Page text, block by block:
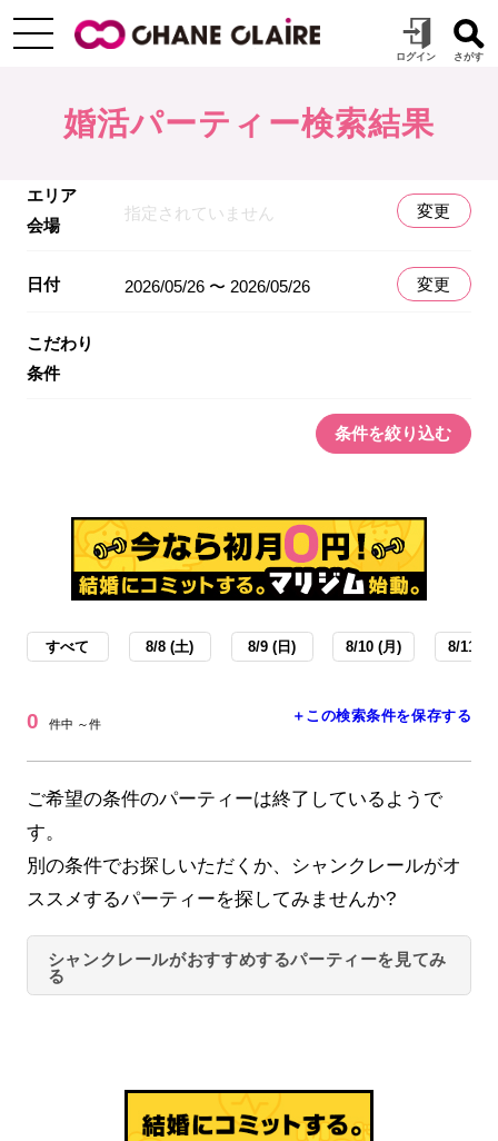
婚活パーティー検索結果
エリア
会場
指定されていません 変更
日付 2026/05/26 〜 2026/05/26 変更
こだわり
条件
条件を絞り込む
すべて 8/8 (土) 8/9 (日) 8/10 (月) 8/11 (
0 件中 ～件 ＋この検索条件を保存する
ご希望の条件のパーティーは終了しているようで
す。
別の条件でお探しいただくか、シャンクレールがオ
ススメするパーティーを探してみませんか?
シャンクレールがおすすめするパーティーを見てみ
る